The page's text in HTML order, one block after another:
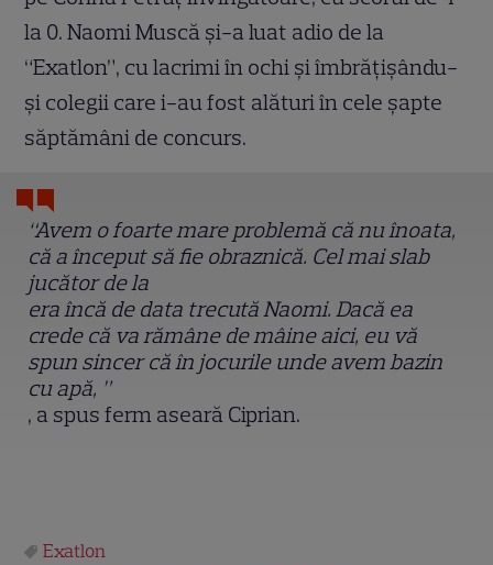
la 0. Naomi Muscă și-a luat adio de la
“Exatlon”, cu lacrimi în ochi și îmbrățișându-
și colegii care i-au fost alături în cele șapte
săptămâni de concurs.
“Avem o foarte mare problemă că nu înoata,
că a început să fie obraznică. Cel mai slab
jucător de la
era încă de data trecută Naomi. Dacă ea
crede că va rămâne de mâine aici, eu vă
spun sincer că în jocurile unde avem bazin
cu apă, ”
, a spus ferm aseară Ciprian.
Exatlon